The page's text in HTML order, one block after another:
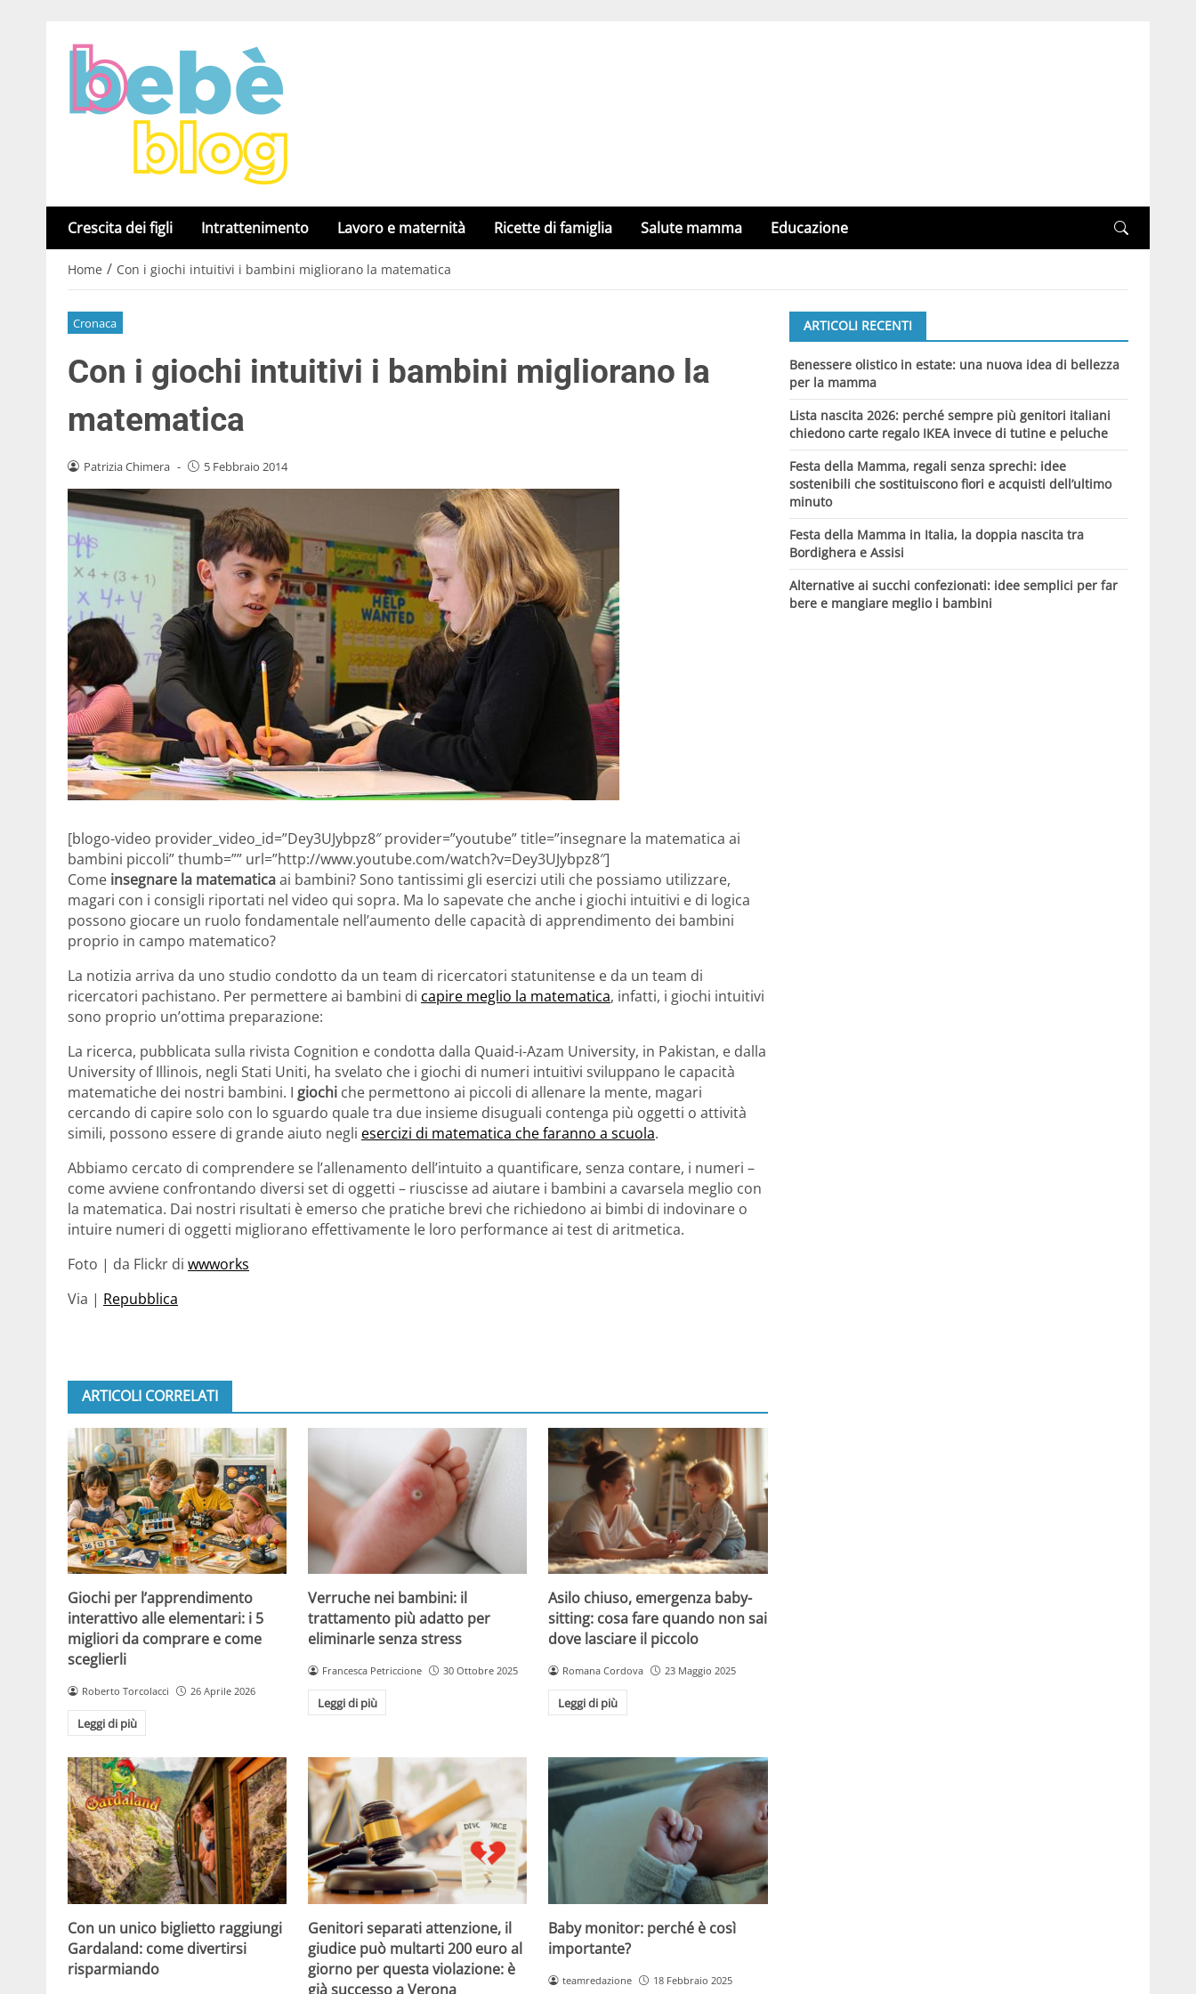
Crescita dei figli Intrattenimento Lavoro e maternità Ricette di famiglia Salute mamma Educazione
Home / Con i giochi intuitivi i bambini migliorano la matematica
Cronaca
Con i giochi intuitivi i bambini migliorano la
matematica
Patrizia Chimera - 5 Febbraio 2014
[blogo-video provider_video_id=”Dey3UJybpz8″ provider=”youtube” title=”insegnare la matematica ai
bambini piccoli” thumb=”” url=”http://www.youtube.com/watch?v=Dey3UJybpz8″]
Come insegnare la matematicaai bambini? Sono tantissimi gli esercizi utili che possiamo utilizzare,
magari con i consigli riportati nel video qui sopra. Ma lo sapevate che anche i giochi intuitivi e di logica
possono giocare un ruolo fondamentale nell’aumento delle capacità di apprendimento dei bambini
proprio in campo matematico?
La notizia arriva da uno studio condotto da un team di ricercatori statunitense e da un team di
ricercatori pachistano. Per permettere ai bambini di capire meglio la matematica, infatti, i giochi intuitivi
sono proprio un’ottima preparazione:
La ricerca, pubblicata sulla rivista Cognition e condotta dalla Quaid-i-Azam University, in Pakistan, e dalla
University of Illinois, negli Stati Uniti, ha svelato che i giochi di numeri intuitivi sviluppano le capacità
matematiche dei nostri bambini. I giochi che permettono ai piccoli di allenare la mente, magari
cercando di capire solo con lo sguardo quale tra due insieme disuguali contenga più oggetti o attività
simili, possono essere di grande aiuto negli esercizi di matematica che faranno a scuola.
Abbiamo cercato di comprendere se l’allenamento dell’intuito a quantificare, senza contare, i numeri –
come avviene confrontando diversi set di oggetti – riuscisse ad aiutare i bambini a cavarsela meglio con
la matematica. Dai nostri risultati è emerso che pratiche brevi che richiedono ai bimbi di indovinare o
intuire numeri di oggetti migliorano effettivamente le loro performance ai test di aritmetica.
Foto | da Flickr di wwworks
Via | Repubblica
ARTICOLI CORRELATI
Giochi per l’apprendimento
interattivo alle elementari: i 5
migliori da comprare e come
sceglierli
Roberto Torcolacci 26 Aprile 2026
Leggi di più
Verruche nei bambini: il
trattamento più adatto per
eliminarle senza stress
Francesca Petriccione 30 Ottobre 2025
Leggi di più
Asilo chiuso, emergenza baby-
sitting: cosa fare quando non sai
dove lasciare il piccolo
Romana Cordova 23 Maggio 2025
Leggi di più
Con un unico biglietto raggiungi
Gardaland: come divertirsi
risparmiando
Genitori separati attenzione, il
giudice può multarti 200 euro al
giorno per questa violazione: è
già successo a Verona
Baby monitor: perché è così
importante?
teamredazione 18 Febbraio 2025
ARTICOLI RECENTI
Benessere olistico in estate: una nuova idea di bellezza
per la mamma
Lista nascita 2026: perché sempre più genitori italiani
chiedono carte regalo IKEA invece di tutine e peluche
Festa della Mamma, regali senza sprechi: idee
sostenibili che sostituiscono fiori e acquisti dell’ultimo
minuto
Festa della Mamma in Italia, la doppia nascita tra
Bordighera e Assisi
Alternative ai succhi confezionati: idee semplici per far
bere e mangiare meglio i bambini